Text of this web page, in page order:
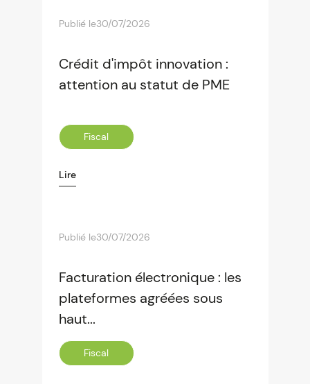
Publié le30/07/2026
Crédit d'impôt innovation :
attention au statut de PME
Fiscal
Lire
Publié le30/07/2026
Facturation électronique : les
plateformes agréées sous
haut...
Fiscal